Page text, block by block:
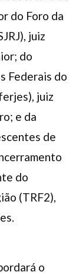
do Foro da
juiz
do
Federais do
juiz
e da
de
do
(TRF2),
o